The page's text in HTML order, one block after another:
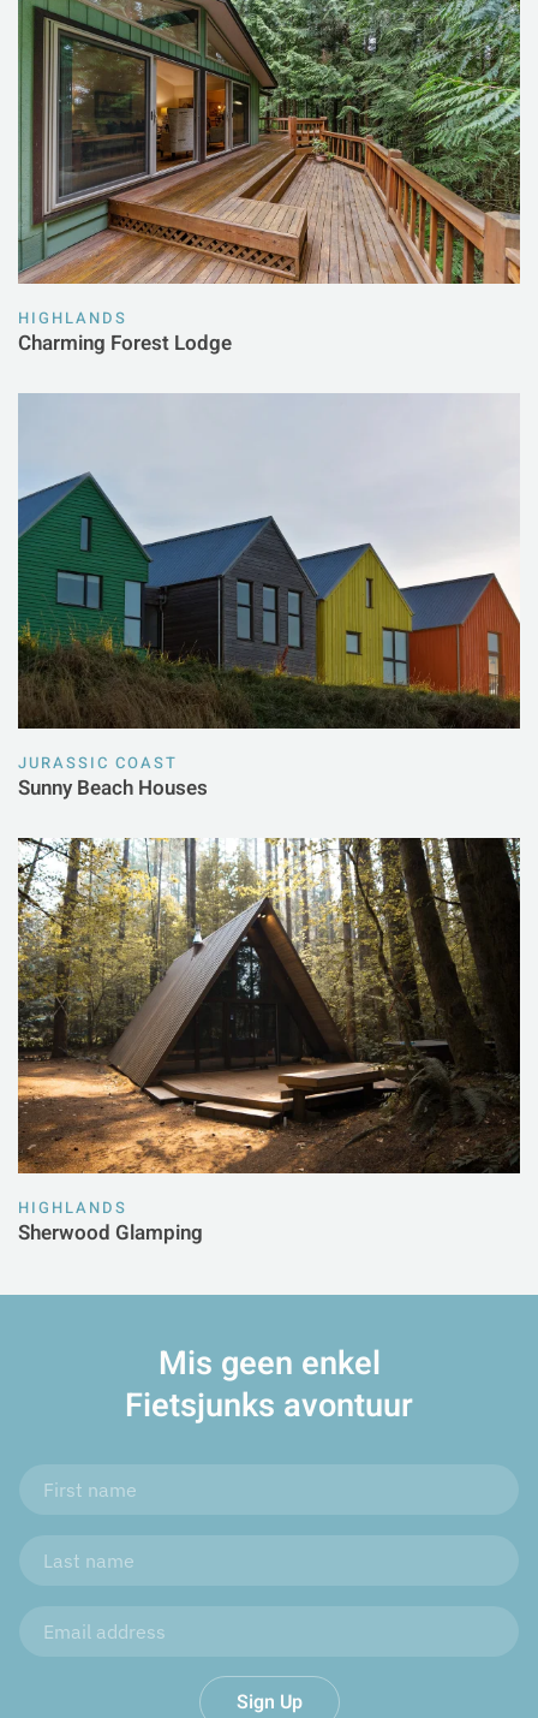
HIGHLANDS
Charming Forest Lodge
JURASSIC COAST
Sunny Beach Houses
HIGHLANDS
Sherwood Glamping
Mis geen enkel
Fietsjunks avontuur
Sign Up